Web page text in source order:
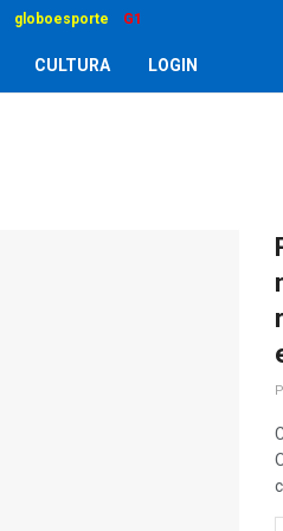
globoesporte G1
CULTURA LOGIN